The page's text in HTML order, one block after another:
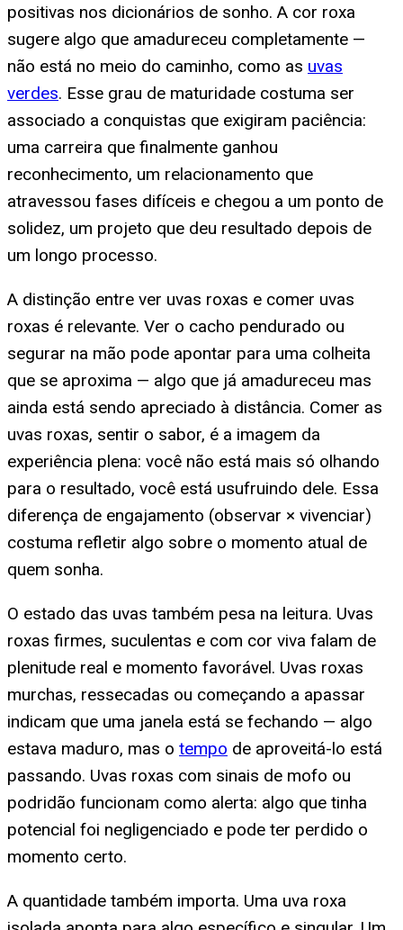
positivas nos dicionários de sonho. A cor roxa
sugere algo que amadureceu completamente —
não está no meio do caminho, como as uvas
verdes. Esse grau de maturidade costuma ser
associado a conquistas que exigiram paciência:
uma carreira que finalmente ganhou
reconhecimento, um relacionamento que
atravessou fases difíceis e chegou a um ponto de
solidez, um projeto que deu resultado depois de
um longo processo.
A distinção entre ver uvas roxas e comer uvas
roxas é relevante. Ver o cacho pendurado ou
segurar na mão pode apontar para uma colheita
que se aproxima — algo que já amadureceu mas
ainda está sendo apreciado à distância. Comer as
uvas roxas, sentir o sabor, é a imagem da
experiência plena: você não está mais só olhando
para o resultado, você está usufruindo dele. Essa
diferença de engajamento (observar × vivenciar)
costuma refletir algo sobre o momento atual de
quem sonha.
O estado das uvas também pesa na leitura. Uvas
roxas firmes, suculentas e com cor viva falam de
plenitude real e momento favorável. Uvas roxas
murchas, ressecadas ou começando a apassar
indicam que uma janela está se fechando — algo
estava maduro, mas o tempo de aproveitá-lo está
passando. Uvas roxas com sinais de mofo ou
podridão funcionam como alerta: algo que tinha
potencial foi negligenciado e pode ter perdido o
momento certo.
A quantidade também importa. Uma uva roxa